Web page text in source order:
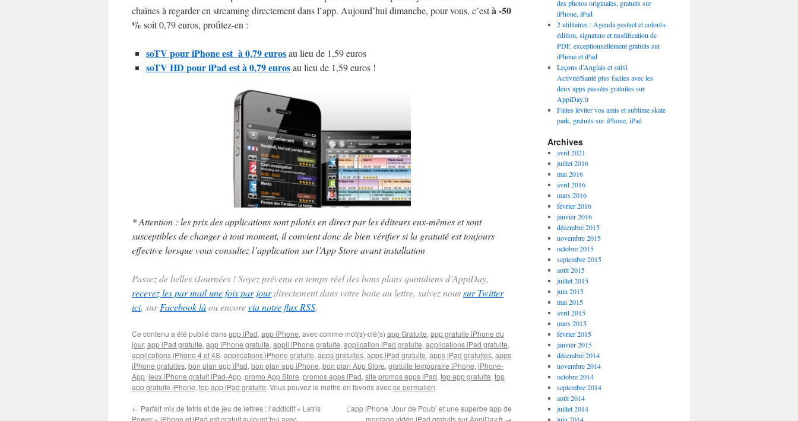
chaînes à regarder en streaming directement dans l’app. Aujourd’hui dimanche, pour vous, c’està -50
% soit 0,79 euros, profitez-en :
soTV pour iPhone est à 0,79 eurosau lieu de 1,59 euros
soTV HD pour iPad est à 0,79 eurosau lieu de 1,59 euros !
* Attention : les prix des applications sont pilotés en direct par les éditeurs eux-mêmes et sont
susceptibles de changer à tout moment, il convient donc de bien vérifier si la gratuité est toujours
effective lorsque vous consultez l’application sur l’App Store avant installation
Passez de belles iJournées ! Soyez prévenu en temps réel des bons plans quotidiens d’AppiDay,
recevez les par mail une fois par jourdirectement dans votre boite au lettre, suivez noussur Twitter
ici, surFacebook làou encorevia notre flux RSS.
Ce contenu a été publié dansapp iPad, app iPhone, avec comme mot(s)-clé(s) app Gratuite, app gratuite iPhone du
jour, app iPad gratuite, app iPhone gratuite, appli iPhone gratuite, application iPad gratuite, applications iPad gratuite,
applications iPhone 4 et 4S, applications iPhone gratuite, apps gratuites, apps iPad gratuite, apps iPad gratuites, apps
iPhone gratuites, bon plan app iPad, bon plan app iPhone, bon plan App Store, gratuite temporaire iPhone, iPhone-
App, jeux iPhone gratuit iPad-App, promo App Store, promos apps iPad, site promos apps iPad, top app gratuite, top
app gratuite iPhone, top app iPad gratuite. Vous pouvez le mettre en favoris avecce permalien.
← Parfait mix de tetris et de jeu de lettres : l’addictif « Letris
Power » iPhone et iPad est gratuit aujourd’hui avec
L’app iPhone ‘Jour de Poub’ et une superbe app de
montage vidéo iPad gratuits sur AppiDay.fr →
des photos originales, gratuits sur
iPhone, iPad
2 utilitaires : Agenda gestuel et coloré+
édition, signature et modification de
PDF, exceptionnellement gratuits sur
iPhone et iPad
Leçons d’Anglais et suivi
Activité/Santé plus faciles avec les
deux apps passées gratuites sur
AppiDay.fr
Faites léviter vos amis et sublime skate
park, gratuits sur iPhone, iPad
Archives
avril 2021
juillet 2016
mai 2016
avril 2016
mars 2016
février 2016
janvier 2016
décembre 2015
novembre 2015
octobre 2015
septembre 2015
août 2015
juillet 2015
juin 2015
mai 2015
avril 2015
mars 2015
février 2015
janvier 2015
décembre 2014
novembre 2014
octobre 2014
septembre 2014
août 2014
juillet 2014